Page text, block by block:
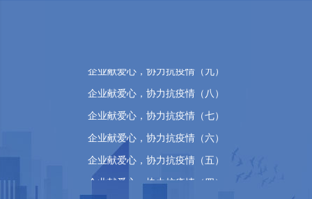
企业献爱心，协力抗疫情（九）
企业献爱心，协力抗疫情（八）
企业献爱心，协力抗疫情（七）
企业献爱心，协力抗疫情（六）
企业献爱心，协力抗疫情（五）
企业献爱心，协力抗疫情（四）